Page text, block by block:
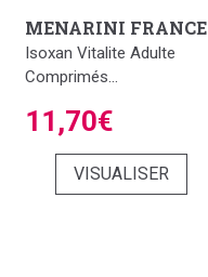
MENARINI FRANCE
Isoxan Vitalite Adulte
Comprimés...
11,70€
VISUALISER